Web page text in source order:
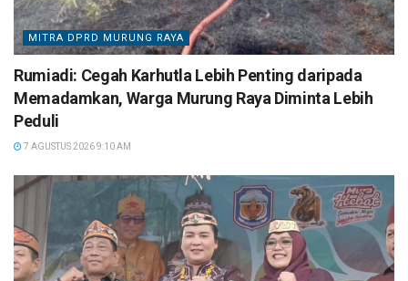
MITRA DPRD MURUNG RAYA
Rumiadi: Cegah Karhutla Lebih Penting daripada
Memadamkan, Warga Murung Raya Diminta Lebih
Peduli
7 AGUSTUS 2026 9:10 AM